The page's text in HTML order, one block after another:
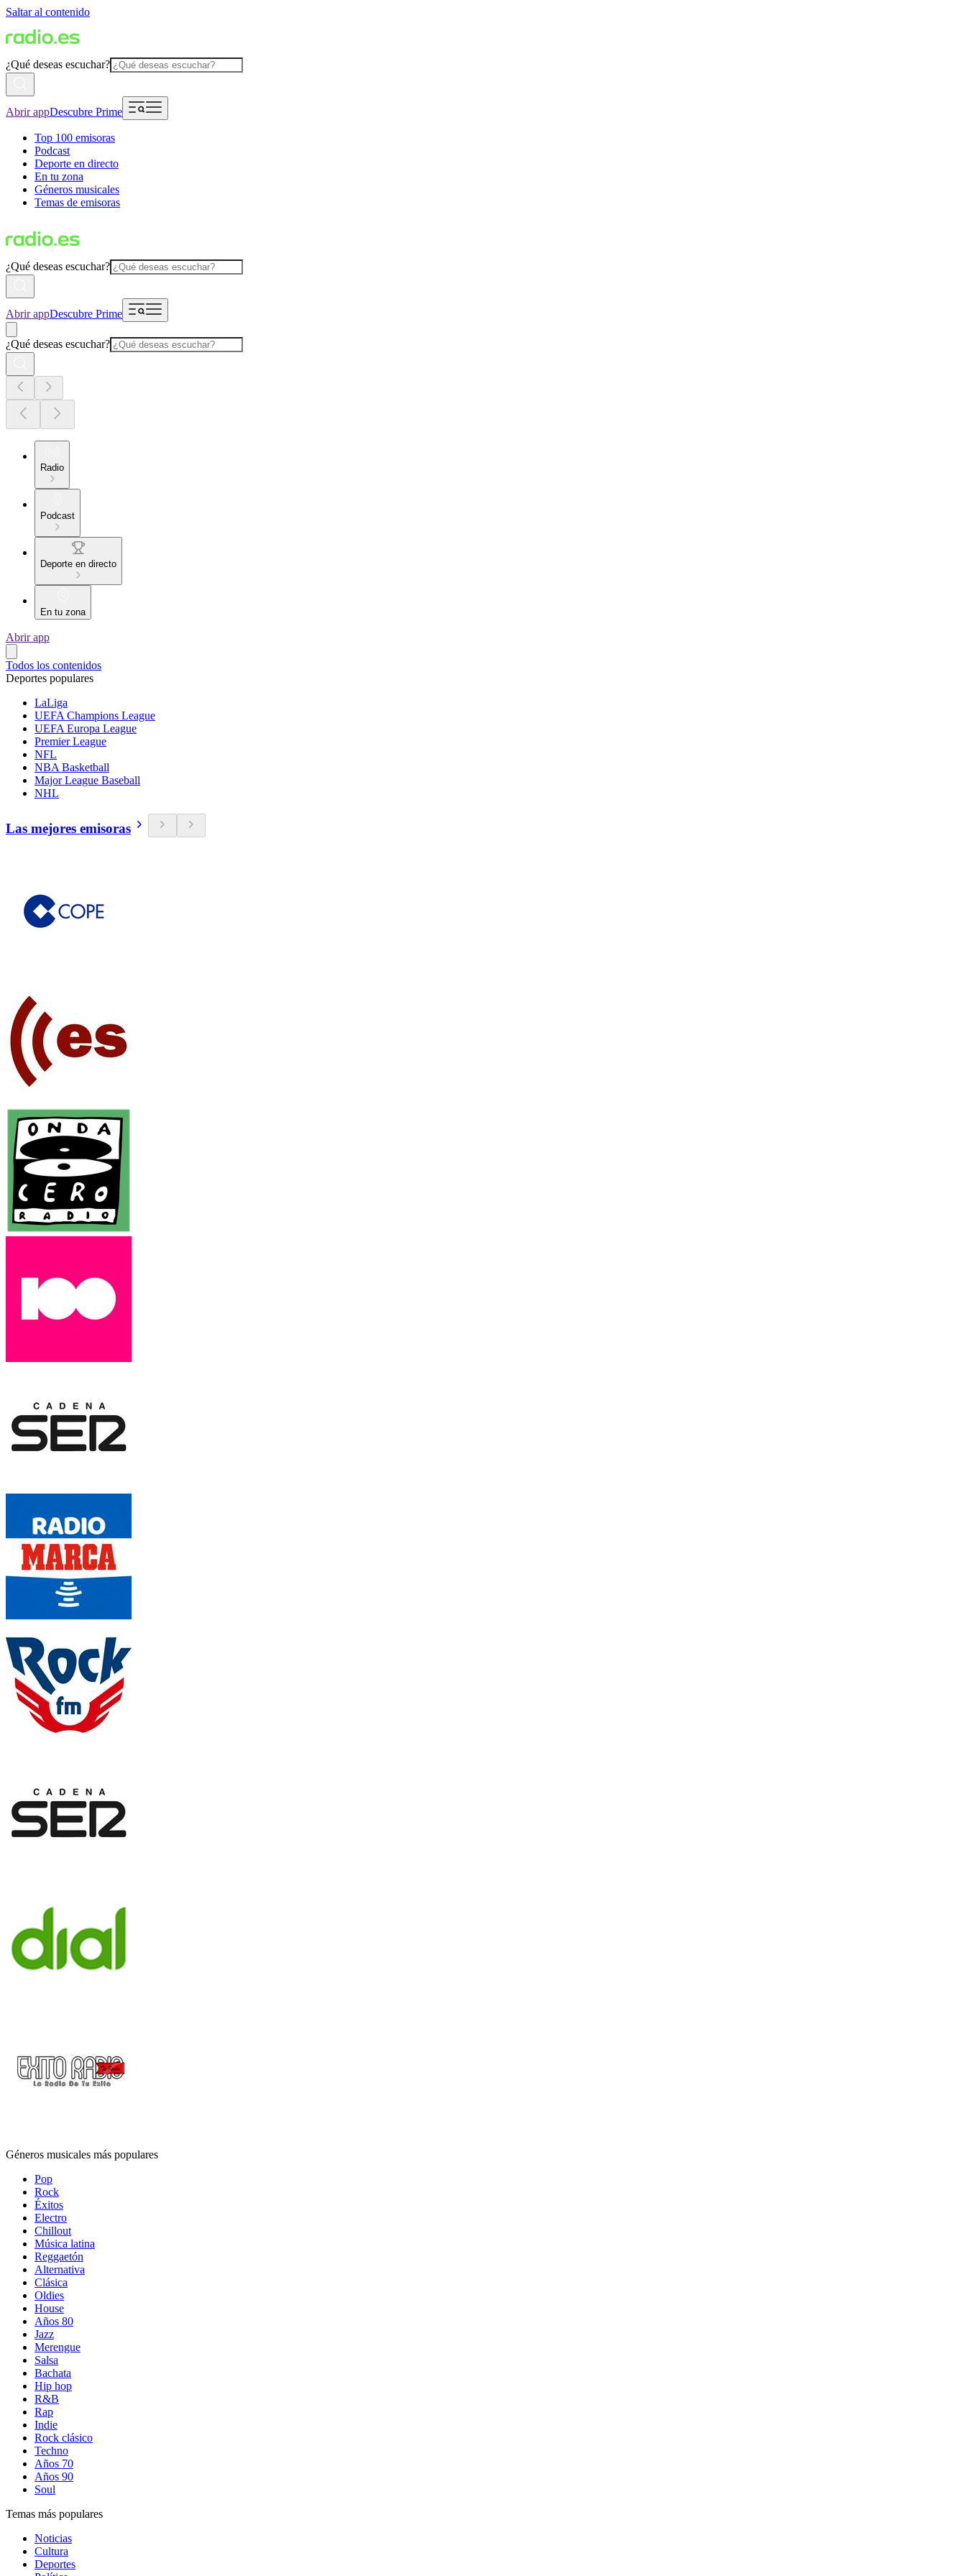
Saltar al contenido
¿Qué deseas escuchar?
Abrir appDescubre Prime
Top 100 emisoras
Podcast
Deporte en directo
En tu zona
Géneros musicales
Temas de emisoras
¿Qué deseas escuchar?
Abrir appDescubre Prime
¿Qué deseas escuchar?
Radio
Podcast
Deporte en directo
En tu zona
Abrir app
Todos los contenidos
Deportes populares
LaLiga
UEFA Champions League
UEFA Europa League
Premier League
NFL
NBA Basketball
Major League Baseball
NHL
Las mejores emisoras
Géneros musicales más populares
Pop
Rock
Éxitos
Electro
Chillout
Música latina
Reggaetón
Alternativa
Clásica
Oldies
House
Años 80
Jazz
Merengue
Salsa
Bachata
Hip hop
R&B
Rap
Indie
Rock clásico
Techno
Años 70
Años 90
Soul
Temas más populares
Noticias
Cultura
Deportes